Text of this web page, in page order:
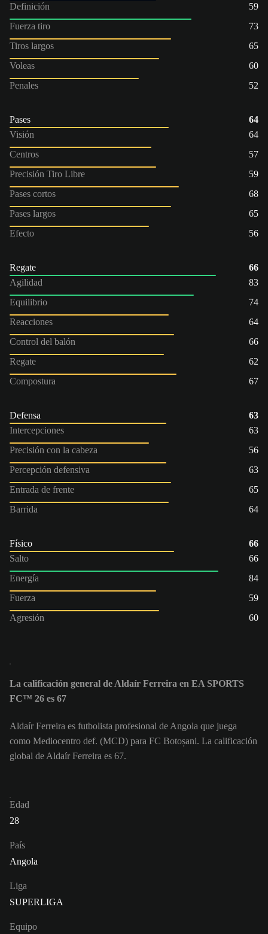
Definición
59
Fuerza tiro
73
Tiros largos
65
Voleas
60
Penales
52
Pases
64
Visión
64
Centros
57
Precisión Tiro Libre
59
Pases cortos
68
Pases largos
65
Efecto
56
Regate
66
Agilidad
83
Equilibrio
74
Reacciones
64
Control del balón
66
Regate
62
Compostura
67
Defensa
63
Intercepciones
63
Precisión con la cabeza
56
Percepción defensiva
63
Entrada de frente
65
Barrida
64
Físico
66
Salto
66
Energía
84
Fuerza
59
Agresión
60
La calificación general de Aldaír Ferreira en EA SPORTS
FC™ 26 es 67
Aldaír Ferreira es futbolista profesional de Angola que juega
como Mediocentro def. (MCD) para FC Botoșani. La calificación
global de Aldaír Ferreira es 67.
Edad
28
País
Angola
Liga
SUPERLIGA
Equipo